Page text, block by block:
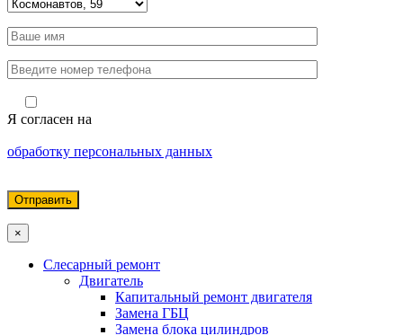
Я согласен на
обработку персональных данных
×
Слесарный ремонт
Двигатель
Капитальный ремонт двигателя
Замена ГБЦ
Замена блока цилиндров